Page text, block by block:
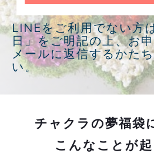
LINEをご利用でない方
日」をご明記の上、お
メールに返信するかた
い。
チャクラの夢福袋
こんなことが起